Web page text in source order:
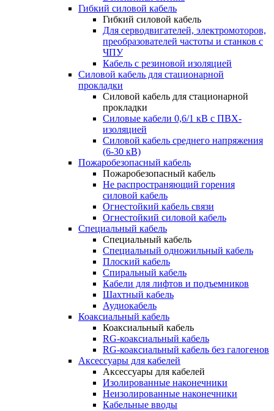
Гибкий силовой кабель
Гибкий силовой кабель
Для серводвигателей, электромоторов,
преобразователей частоты и станков с
ЧПУ
Кабель с резиновой изоляцией
Силовой кабель для стационарной
прокладки
Силовой кабель для стационарной
прокладки
Силовые кабели 0,6/1 кВ с ПВХ-
изоляцией
Силовой кабель среднего напряжения
(6-30 кВ)
Пожаробезопасный кабель
Пожаробезопасный кабель
Не распространяющий горения
силовой кабель
Огнестойкий кабель связи
Огнестойкий силовой кабель
Специальный кабель
Специальный кабель
Специальный одножильный кабель
Плоский кабель
Спиральный кабель
Кабели для лифтов и подъемников
Шахтный кабель
Аудиокабель
Коаксиальный кабель
Коаксиальный кабель
RG-коаксиальный кабель
RG-коаксиальный кабель без галогенов
Аксессуары для кабелей
Аксессуары для кабелей
Изолированные наконечники
Неизолированные наконечники
Кабельные вводы